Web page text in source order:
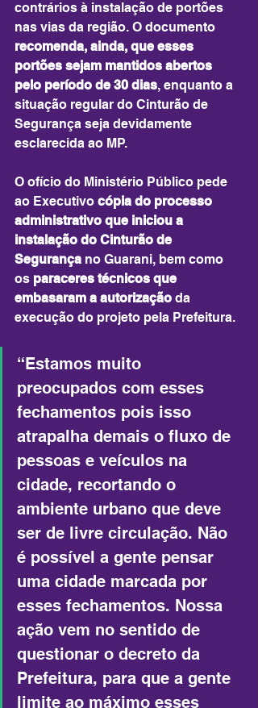
contrários à instalação de portões
nas vias da região. O documento
recomenda, ainda, que esses
portões sejam mantidos abertos
pelo período de 30 dias, enquanto a
situação regular do Cinturão de
Segurança seja devidamente
esclarecida ao MP.
O ofício do Ministério Público pede
ao Executivo cópia do processo
administrativo que iniciou a
instalação do Cinturão de
Segurança no Guarani, bem como
os paraceres técnicos que
embasaram a autorização da
execução do projeto pela Prefeitura.
“Estamos muito
preocupados com esses
fechamentos pois isso
atrapalha demais o fluxo de
pessoas e veículos na
cidade, recortando o
ambiente urbano que deve
ser de livre circulação. Não
é possível a gente pensar
uma cidade marcada por
esses fechamentos. Nossa
ação vem no sentido de
questionar o decreto da
Prefeitura, para que a gente
limite ao máximo esses